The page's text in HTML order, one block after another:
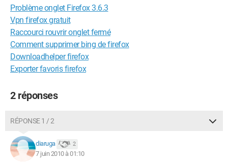
Problème onglet Firefox 3.6.3
Vpn firefox gratuit
Raccourci rouvrir onglet fermé
Comment supprimer bing de firefox
Downloadhelper firefox
Exporter favoris firefox
2 réponses
RÉPONSE 1 / 2
diaruga 2
7 juin 2010 à 01:10